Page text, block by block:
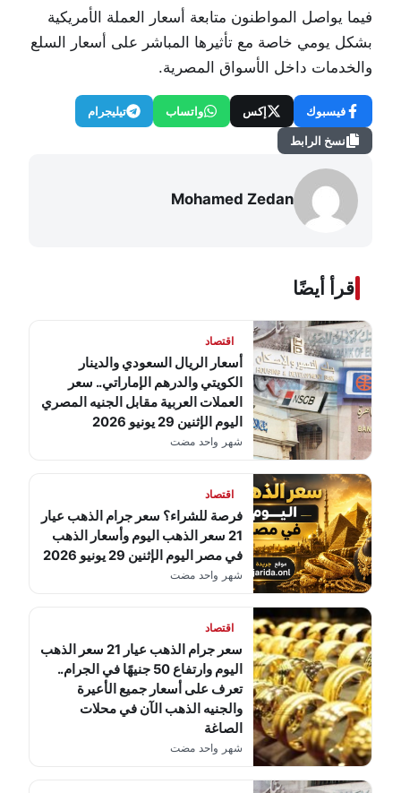
فيما يواصل المواطنون متابعة أسعار العملة الأمريكية
بشكل يومي خاصة مع تأثيرها المباشر على أسعار السلع
والخدمات داخل الأسواق المصرية.
فيسبوك إكس واتساب تيليجرام
نسخ الرابط
Mohamed Zedan
اقرأ أيضًا
اقتصاد
أسعار الريال السعودي والدينار
الكويتي والدرهم الإماراتي.. سعر
العملات العربية مقابل الجنيه المصري
اليوم الإثنين 29 يونيو 2026
شهر واحد مضت
اقتصاد
فرصة للشراء؟ سعر جرام الذهب عيار
21 سعر الذهب اليوم وأسعار الذهب
في مصر اليوم الإثنين 29 يونيو 2026
شهر واحد مضت
اقتصاد
سعر جرام الذهب عيار 21 سعر الذهب
اليوم وارتفاع 50 جنيهًا في الجرام..
تعرف على أسعار جميع الأعيرة
والجنيه الذهب الآن في محلات
الصاغة
شهر واحد مضت